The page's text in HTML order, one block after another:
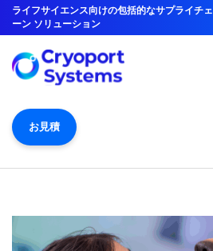
ライフサイエンス向けの包括的なサプライチェ
ーン ソリューション
お見積